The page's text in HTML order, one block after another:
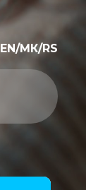
EN/МК/RS